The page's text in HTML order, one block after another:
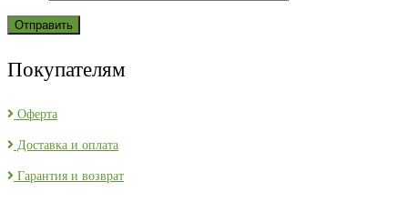
Покупателям
Оферта
Доставка и оплата
Гарантия и возврат